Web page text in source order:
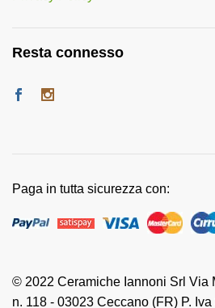
Resta connesso
© 2022 Ceramiche Iannoni Srl Via
n. 118 - 03023 Ceccano (FR) P.
Paga in tutta sicurezza con: